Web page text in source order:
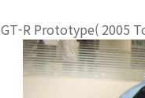
GT-R Prototype( 2005